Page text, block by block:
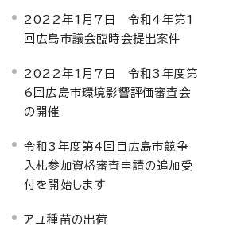
2022年1月7日 令和4年第1
回広島市議会臨時会提出案件
2022年1月7日 令和3年度第
6回広島市環境影響評価審査会
の開催
令和3年度第4回目広島市競争
入札参加資格審査申請の追加受
付を開始します
アユ種苗の出荷